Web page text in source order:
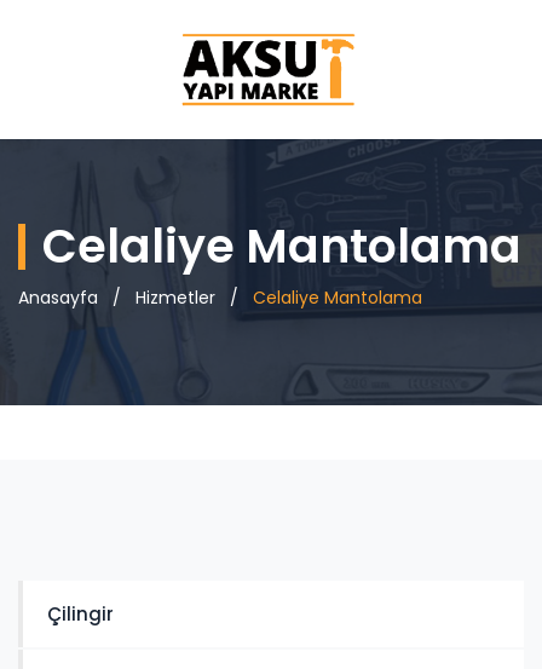
Celaliye Mantolama
Anasayfa / Hizmetler / Celaliye Mantolama
Çilingir